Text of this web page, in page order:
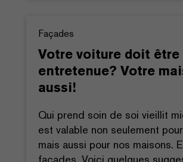
Façades
Votre voiture doit être
entretenue? Votre
aussi!
Qui prend soin de soi vieillit
est valable non seulement
mais aussi pour nos maisons.